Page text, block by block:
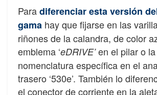
Paradiferenciar esta versión
gama hay que fijarse en las
riñones de la calandra, de color
emblema ‘eDRIVE’en el pilar o la
nomenclatura específica en el
trasero ‘530e’. También lo
el conector de corriente en la